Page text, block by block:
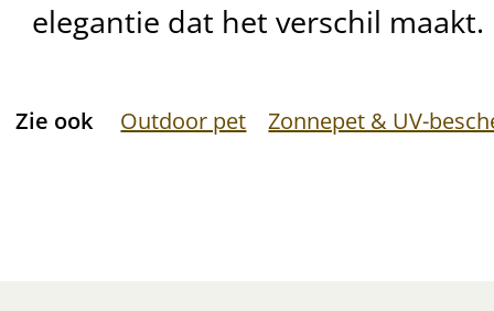
elegantie dat het verschil maakt.
Zie ook Outdoor pet Zonnepet & UV-